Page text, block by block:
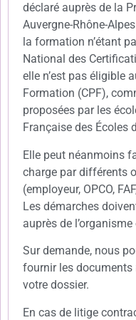
déclaré auprès de la
Auvergne-Rhône-
la formation n’étant
National des
elle n’est pas éligible
Formation (CPF),
proposées par les
Française des Écoles
Elle peut néanmoins
charge par différents
(employeur, OPCO,
Les démarches
auprès de
Sur demande, nous
fournir les documents
votre dossier.
En cas de litige